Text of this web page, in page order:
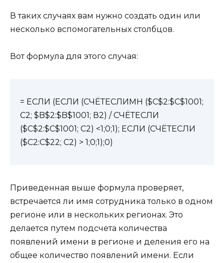
В таких случаях вам нужно создать один или
несколько вспомогательных столбцов.
Вот формула для этого случая:
= ЕСЛИ (ЕСЛИ (СЧЁТЕСЛИМН ($C$2:$C$1001;
С2; $B$2:$B$1001; В2) / СЧЁТЕСЛИ
($C$2:$C$1001; С2) <1;0;1); ЕСЛИ (СЧЁТЕСЛИ
($С2:С$22; С2) > 1;0;1);0)
Приведенная выше формула проверяет,
встречается ли имя сотрудника только в одном
регионе или в нескольких регионах. Это
делается путем подсчета количества
появлений имени в регионе и деления его на
общее количество появлений имени. Если